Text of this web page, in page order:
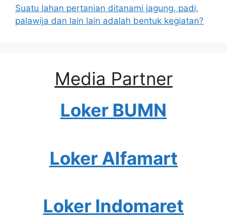
Suatu lahan pertanian ditanami jagung, padi,
palawija dan lain lain adalah bentuk kegiatan?
Media Partner
Loker BUMN
Loker Alfamart
Loker Indomaret